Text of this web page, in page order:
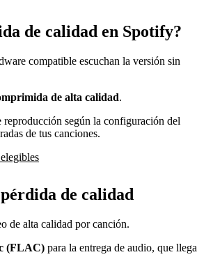
de calidad en Spotify?
compatible escuchan la versión sin
de alta calidad.
según la configuración del
de tus canciones.
de calidad
de alta calidad por canción.
(FLAC) para la entrega de audio, que llega